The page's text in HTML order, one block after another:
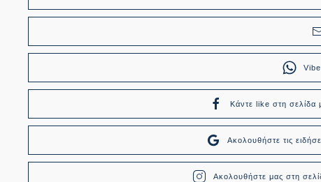
Κάντε like στη σελίδα
Ακολουθήστε τις
Ακολουθήστε μας στη